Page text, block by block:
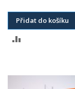
Přidat do košíku
POROVNÁNÍ